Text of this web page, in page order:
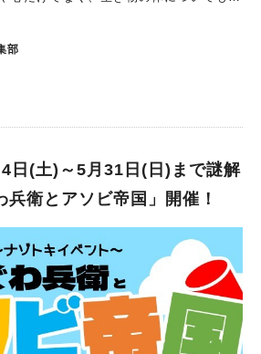
くださいね。 ※画像は施設提供
らだ×じぶんトリセツ」 開催期間：
12日(日) 開館時間：10 時～17時（入館
館日：月曜日（※詳細はビッグバンホー
”で、現在行われている企画展は、「元気
容が変わるのが、全館企画展の楽しいと
のふしぎクイズ」が行われています。 4
ーや、ビッグバンオリジナルの身体測定
クショップも、参加したいですよね！
部
4日(土)～5月31日(日)まで謎解
兵衛とアソビ帝国」開催！